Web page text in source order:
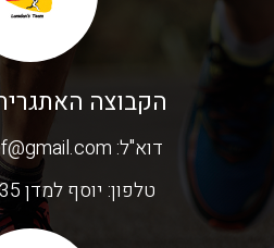
הקבוצה
דוא"ל:
טלפון: יוסף למדן 054-5684435